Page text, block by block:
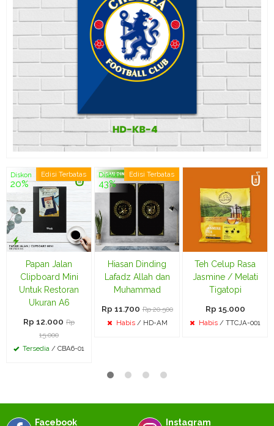
Edisi Terbatas
Diskon
20%
Papan Jalan
Clipboard Mini
Untuk Restoran
Ukuran A6
Rp 12.000 Rp
15.000
Tersedia / CBA6-01
Edisi Terbatas
Diskon
43%
Hiasan Dinding
Lafadz Allah dan
Muhammad
Rp 11.700 Rp 20.500
Habis/ HD-AM
Teh Celup Rasa
Jasmine / Melati
Tigatopi
Rp 15.000
Habis / TTCJA-001
Facebook Instagram